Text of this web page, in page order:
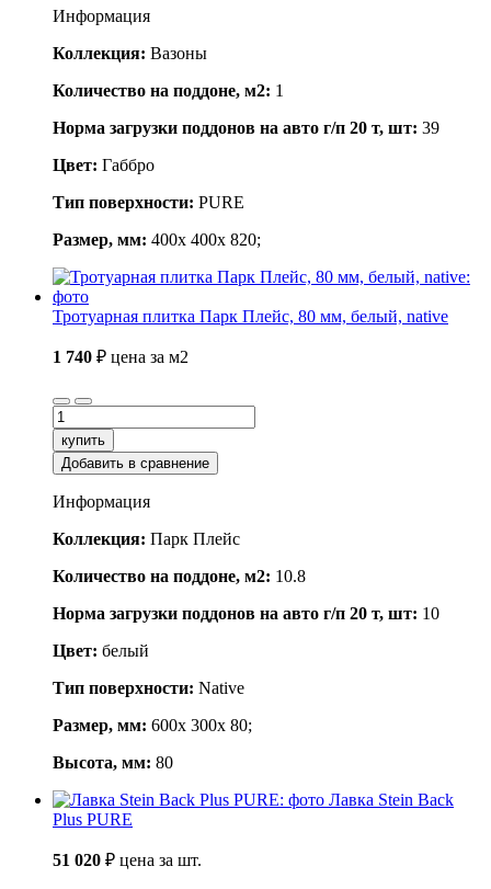
Информация
Коллекция: Вазоны
Количество на поддоне, м2: 1
Норма загрузки поддонов на авто г/п 20 т, шт: 39
Цвет: Габбро
Тип поверхности: PURE
Размер, мм: 400x 400x 820;
Тротуарная плитка Парк Плейс, 80 мм, белый, native
1 740 ₽ цена за м2
купить
Добавить в сравнение
Информация
Коллекция: Парк Плейс
Количество на поддоне, м2: 10.8
Норма загрузки поддонов на авто г/п 20 т, шт: 10
Цвет: белый
Тип поверхности: Native
Размер, мм: 600x 300x 80;
Высота, мм: 80
Лавка Stein Back
Plus PURE
51 020 ₽ цена за шт.